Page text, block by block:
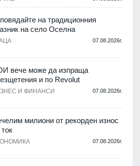
на традиционния
на село Оселна
07.08.2026г.
вече може да изпраща
и по Revolut
И ФИНАНСИ 07.08.2026г.
милиони от рекорден износ
07.08.2026г.